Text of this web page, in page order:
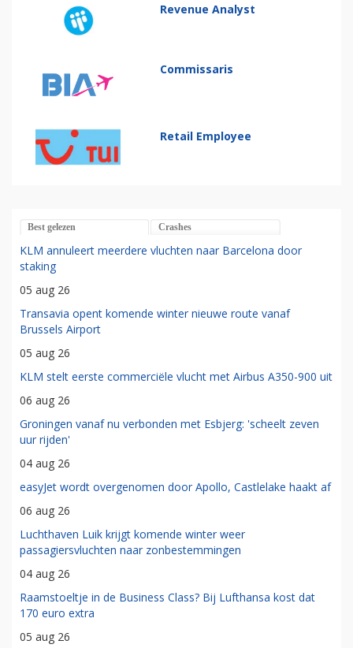
Revenue Analyst
Commissaris
Retail Employee
Best gelezen Crashes
KLM annuleert meerdere vluchten naar Barcelona door
staking
05 aug 26
Transavia opent komende winter nieuwe route vanaf
Brussels Airport
05 aug 26
KLM stelt eerste commerciële vlucht met Airbus A350-900 uit
06 aug 26
Groningen vanaf nu verbonden met Esbjerg: 'scheelt zeven
uur rijden'
04 aug 26
easyJet wordt overgenomen door Apollo, Castlelake haakt af
06 aug 26
Luchthaven Luik krijgt komende winter weer
passagiersvluchten naar zonbestemmingen
04 aug 26
Raamstoeltje in de Business Class? Bij Lufthansa kost dat
170 euro extra
05 aug 26